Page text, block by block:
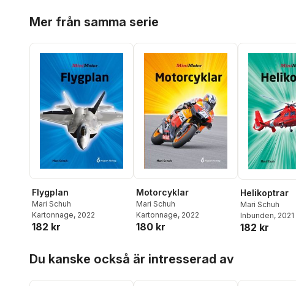
Mer från samma serie
Flygplan
Mari Schuh
Kartonnage, 2022
182 kr
Motorcyklar
Mari Schuh
Kartonnage, 2022
180 kr
Helikoptrar
Mari Schuh
Inbunden, 2021
182 kr
Du kanske också är intresserad av